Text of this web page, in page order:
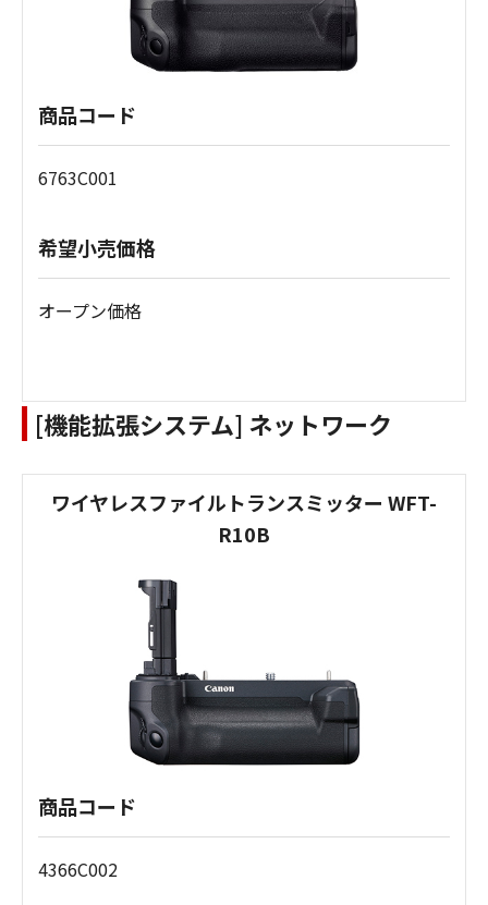
商品コード
6763C001
希望小売価格
オープン価格
[機能拡張システム] ネットワーク
ワイヤレスファイルトランスミッター WFT-
R10B
商品コード
4366C002